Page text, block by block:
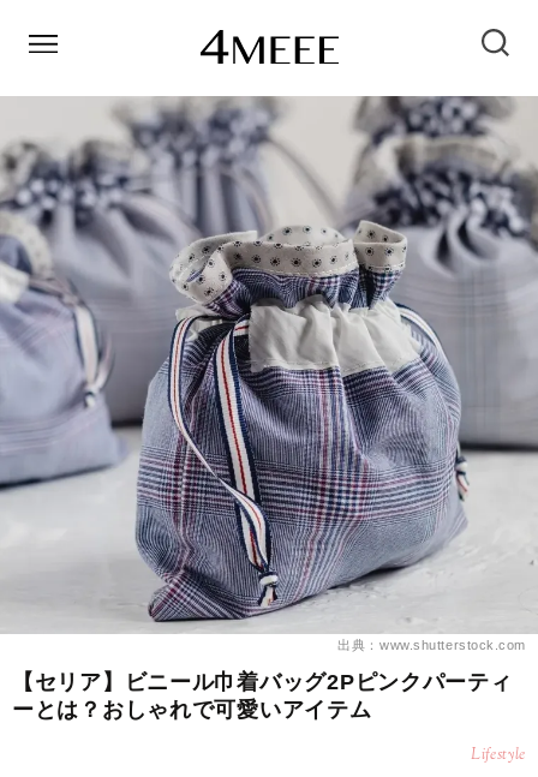
出典：www.shutterstock.com
【セリア】ビニール巾着バッグ2Pピンクパーティ
ーとは？おしゃれで可愛いアイテム
Lifestyle